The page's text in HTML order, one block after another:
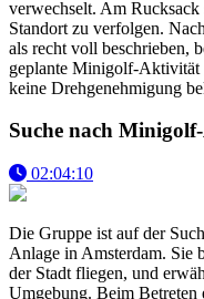
verwechselt. Am
Standort zu verfolgen.
als recht voll beschrieben,
geplante Minigolf-Aktivität
keine Drehgenehmigung
Suche nach
02:04:10
Die Gruppe ist auf der
Anlage in Amsterdam. Sie
der Stadt fliegen, und
Umgebung. Beim Betreten